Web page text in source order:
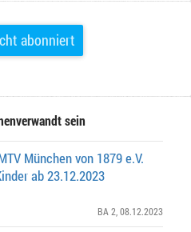
abonniert
sein
München von 1879 e.V.
ab 23.12.2023
BA 2 , 08.12.2023